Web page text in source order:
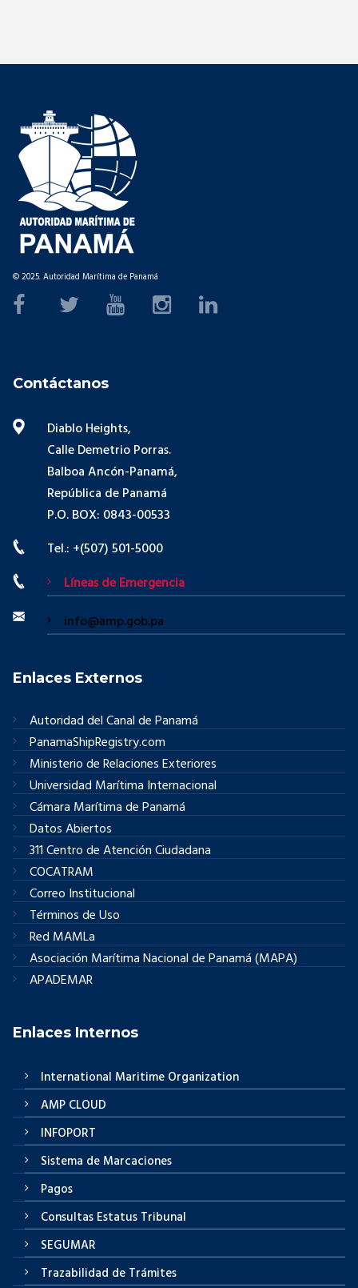
© 2025. Autoridad Marítima de Panamá
Contáctanos
Diablo Heights,
Calle Demetrio Porras.
Balboa Ancón-Panamá,
República de Panamá
P.O. BOX: 0843-00533
Tel.: +(507) 501-5000
Líneas de Emergencia
info@amp.gob.pa
Enlaces Externos
Autoridad del Canal de Panamá
PanamaShipRegistry.com
Ministerio de Relaciones Exteriores
Universidad Marítima Internacional
Cámara Marítima de Panamá
Datos Abiertos
311 Centro de Atención Ciudadana
COCATRAM
Correo Institucional
Términos de Uso
Red MAMLa
Asociación Marítima Nacional de Panamá (MAPA)
APADEMAR
Enlaces Internos
International Maritime Organization
AMP CLOUD
INFOPORT
Sistema de Marcaciones
Pagos
Consultas Estatus Tribunal
SEGUMAR
Trazabilidad de Trámites